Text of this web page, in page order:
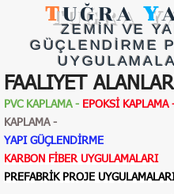
TUĞRA Y
ZEMİN VE
GÜÇLENDİRME
FAALIYET
PVC KAPLAMA - EPOKSİ KAPLAMA
KAPLAMA -
YAPI GÜÇLENDİRME
KARBON FİBER UYGULAMALARI
PREFABRİK PROJE